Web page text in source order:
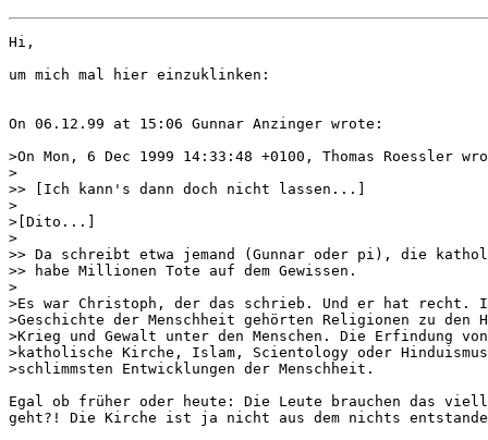
Hi,
um mich mal hier einzuklinken:
On 06.12.99 at 15:06 Gunnar Anzinger wrote:
>On Mon, 6 Dec 1999 14:33:48 +0100, Thomas Roessler
>
>> [Ich kann's dann doch nicht lassen...]
>
>[Dito...]
>
>> Da schreibt etwa jemand (Gunnar oder pi), die
>> habe Millionen Tote auf dem Gewissen.
>
>Es war Christoph, der das schrieb. Und er hat recht.
>Geschichte der Menschheit gehörten Religionen zu den
>Krieg und Gewalt unter den Menschen. Die Erfindung
>katholische Kirche, Islam, Scientology oder
>schlimmsten Entwicklungen der Menschheit.
Egal ob früher oder heute: Die Leute brauchen das
geht?! Die Kirche ist ja nicht aus dem nichts